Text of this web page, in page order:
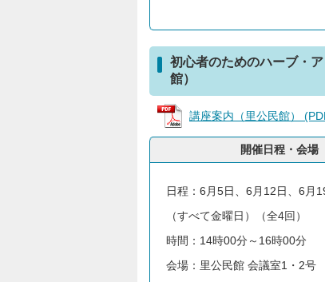
初心者のためのハーブ・
館）
講座案内（里公民館）
開催日程・会場
日程：6月5日、6月12日、6月
（すべて金曜日）（全4回）
時間：14時00分～16時00分
会場：里公民館 会議室1・2号